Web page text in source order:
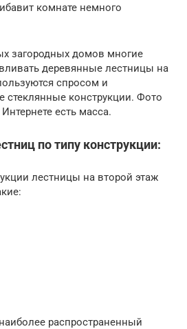
комнате немного
загородных домов многие
деревянные лестницы на
спросом и
стеклянные конструкции. Фото
есть масса.
по типу конструкции:
лестницы на второй этаж
распространенный